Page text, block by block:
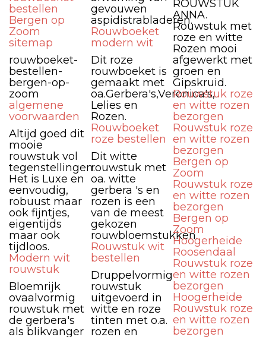
bestellen
Bergen op
Zoom
sitemap
rouwboeket-
bestellen-
bergen-op-
zoom
algemene
voorwaarden
Altijd goed dit
mooie
rouwstuk vol
tegenstellingen.
Het is Luxe en
eenvoudig,
robuust maar
ook fijntjes,
eigentijds
maar ook
tijdloos.
Modern wit
rouwstuk
Bloemrijk
ovaalvormig
rouwstuk met
de gerbera's
als blikvanger
gevouwen
aspidistrabladeren.
Rouwboeket
modern wit
Dit roze
rouwboeket is
gemaakt met
oa.Gerbera's,Veronica's,
Lelies en
Rozen.
Rouwboeket
roze bestellen
Dit witte
rouwstuk met
oa. witte
gerbera 's en
rozen is een
van de meest
gekozen
rouwbloemstukken.
Rouwstuk wit
bestellen
Druppelvormig
rouwstuk
uitgevoerd in
witte en roze
tinten met o.a.
rozen en
ROUWSTUK
ANNA.
Rouwstuk met
roze en witte
Rozen mooi
afgewerkt met
groen en
Gipskruid.
Rouwstuk roze
en witte rozen
bezorgen
Rouwstuk roze
en witte rozen
bezorgen
Bergen op
Zoom
Rouwstuk roze
en witte rozen
bezorgen
Bergen op
Zoom
Hoogerheide
Roosendaal
Rouwstuk roze
en witte rozen
bezorgen
Hoogerheide
Rouwstuk roze
en witte rozen
bezorgen